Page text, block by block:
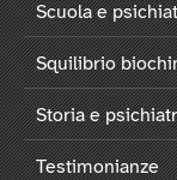
Scuola e
Squilibrio
Storia e
Testimonianze